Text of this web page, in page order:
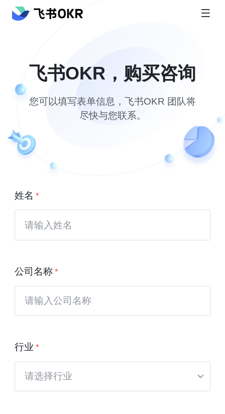
飞书OKR，购买咨询
您可以填写表单信息，飞书OKR 团队将
尽快与您联系。
姓名
公司名称
行业